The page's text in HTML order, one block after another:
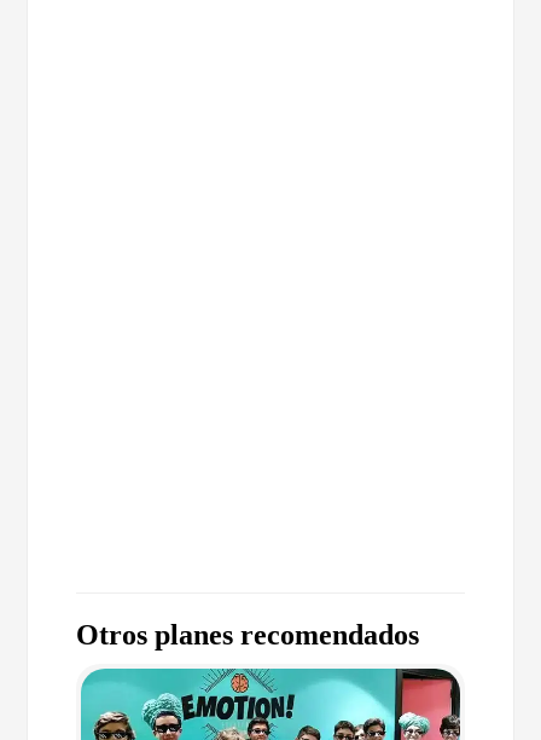
Otros planes recomendados